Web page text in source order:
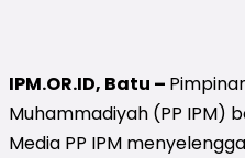
IPM.OR.ID, Batu –
Muhammadiyah (PP IPM)
Media PP IPM